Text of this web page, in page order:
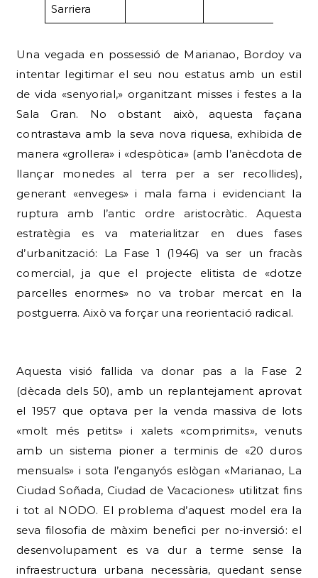
Sarriera
Una vegada en possessió de Marianao, Bordoy va
intentar legitimar el seu nou estatus amb un estil
de vida «senyorial,» organitzant misses i festes a la
Sala Gran. No obstant això, aquesta façana
contrastava amb la seva nova riquesa, exhibida de
manera «grollera» i «despòtica» (amb l’anècdota de
llançar monedes al terra per a ser recollides),
generant «enveges» i mala fama i evidenciant la
ruptura amb l’antic ordre aristocràtic. Aquesta
estratègia es va materialitzar en dues fases
d’urbanització: La Fase 1 (1946) va ser un fracàs
comercial, ja que el projecte elitista de «dotze
parcel·les enormes» no va trobar mercat en la
postguerra. Això va forçar una reorientació radical.
Aquesta visió fallida va donar pas a la Fase 2
(dècada dels 50), amb un replantejament aprovat
el 1957 que optava per la venda massiva de lots
«molt més petits» i xalets «comprimits», venuts
amb un sistema pioner a terminis de «20 duros
mensuals» i sota l’enganyós eslògan «Marianao, La
Ciudad Soñada, Ciudad de Vacaciones» utilitzat fins
i tot al NODO. El problema d’aquest model era la
seva filosofia de màxim benefici per no-inversió: el
desenvolupament es va dur a terme sense la
infraestructura urbana necessària, quedant sense